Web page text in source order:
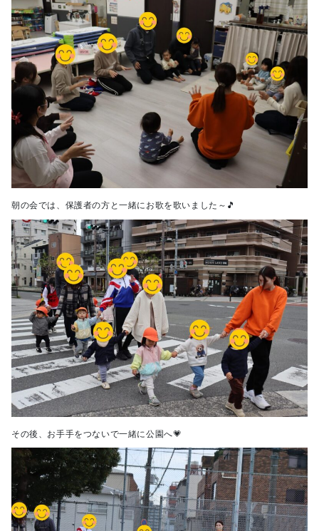
朝の会では、保護者の方と一緒にお歌を歌いました～🎵
その後、お手手をつないで一緒に公園へ💗